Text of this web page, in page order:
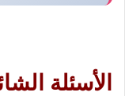
الأسئلة